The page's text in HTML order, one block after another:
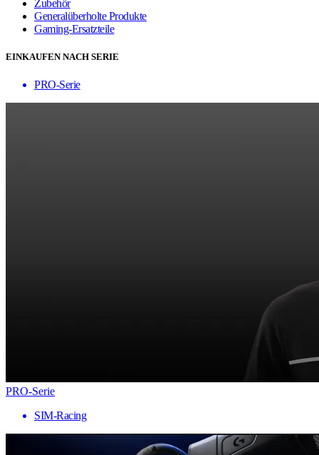
Zubehör
Generalüberholte Produkte
Gaming-Ersatzteile
EINKAUFEN NACH SERIE
PRO-Serie
PRO-Serie
SIM-Racing